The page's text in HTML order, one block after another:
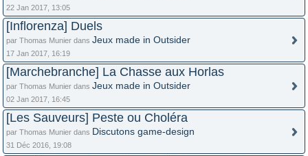
22 Jan 2017, 13:05
[Inflorenza] Duels
par Thomas Munier dans Jeux made in Outsider
17 Jan 2017, 16:19
[Marchebranche] La Chasse aux Horlas
par Thomas Munier dans Jeux made in Outsider
02 Jan 2017, 16:45
[Les Sauveurs] Peste ou Choléra
par Thomas Munier dans Discutons game-design
31 Déc 2016, 19:08